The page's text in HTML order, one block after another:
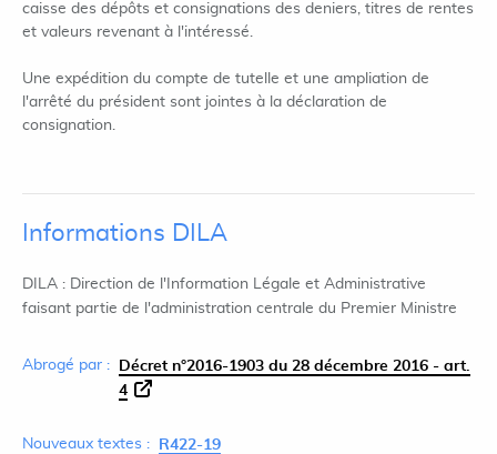
caisse des dépôts et consignations des deniers, titres de rentes
et valeurs revenant à l'intéressé.
Une expédition du compte de tutelle et une ampliation de
l'arrêté du président sont jointes à la déclaration de
consignation.
Informations DILA
DILA : Direction de l'Information Légale et Administrative
faisant partie de l'administration centrale du Premier Ministre
Abrogé par :
Décret n°2016-1903 du 28 décembre 2016 - art.
4
Nouveaux textes : R422-19